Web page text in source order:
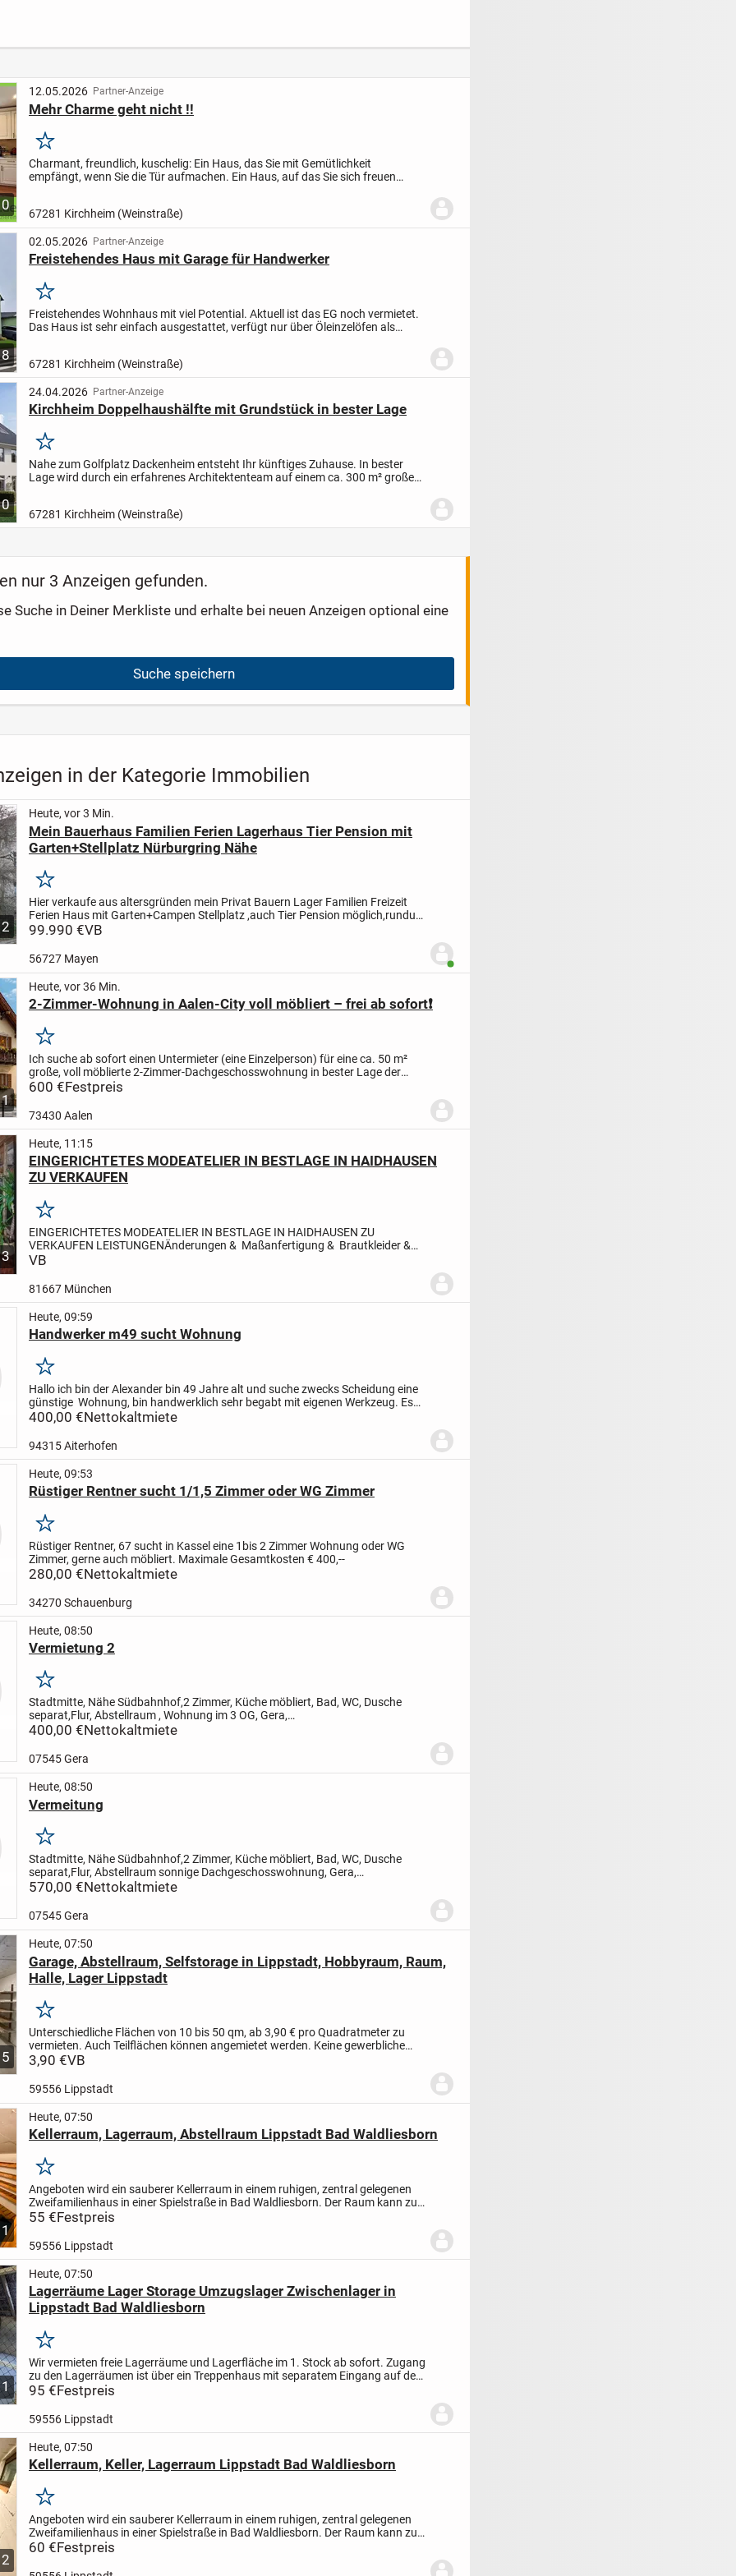
12.05.2026 Partner-Anzeige
Mehr Charme geht nicht !!
Merken
Charmant, freundlich, kuschelig: Ein Haus, das Sie mit Gemütlichkeit
empfängt, wenn Sie die Tür aufmachen. Ein Haus, auf das Sie sich freuen
67281 Kirchheim (Weinstraße)
8
02.05.2026 Partner-Anzeige
Freistehendes Haus mit Garage für Handwerker
Merken
Freistehendes Wohnhaus mit viel Potential. Aktuell ist das EG noch vermietet.
Das Haus ist sehr einfach ausgestattet, verfügt nur über Öleinzelöfen als
67281 Kirchheim (Weinstraße)
24.04.2026 Partner-Anzeige
Kirchheim Doppelhaushälfte mit Grundstück in bester Lage
Merken
Nahe zum Golfplatz Dackenheim entsteht Ihr künftiges Zuhause. In bester
Lage wird durch ein erfahrenes Architektenteam auf einem ca. 300 m² großen
67281 Kirchheim (Weinstraße)
nur 3 Anzeigen gefunden.
Suche in Deiner Merkliste und erhalte bei neuen Anzeigen optional eine
Suche speichern
in der Kategorie Immobilien
2
Heute, vor 3 Min.
Mein Bauerhaus Familien Ferien Lagerhaus Tier Pension mit
Garten+Stellplatz Nürburgring Nähe
Merken
Hier verkaufe aus altersgründen mein Privat Bauern Lager Familien Freizeit
Ferien Haus mit Garten+Campen Stellplatz ,auch Tier Pension möglich,rundum
Grundstück 205 qm+mehr möglich,Haus 100qm,9...
99.990 €VB
56727 Mayen Benutzer ist online
1
Heute, vor 36 Min.
2-Zimmer-Wohnung in Aalen-City voll möbliert – frei ab sofort❗️
Merken
Ich suche ab sofort einen Untermieter (eine Einzelperson) für eine ca. 50 m²
große, voll möblierte 2-Zimmer-Dachgeschosswohnung in bester Lage der
Aalen-City.Top-Lage
600 €Festpreis
73430 Aalen
3
Heute, 11:15
EINGERICHTETES MODEATELIER IN BESTLAGE IN HAIDHAUSEN
ZU VERKAUFEN
Merken
EINGERICHTETES MODEATELIER IN BESTLAGE IN HAIDHAUSEN ZU
VERKAUFEN LEISTUNGENÄnderungen & Maßanfertigung & Brautkleider &
Eigenes Design
VB
81667 München
Heute, 09:59
Handwerker m49 sucht Wohnung
Merken
Hallo ich bin der Alexander bin 49 Jahre alt und suche zwecks Scheidung eine
günstige Wohnung, bin handwerklich sehr begabt mit eigenen Werkzeug. Es
können auch gerne von mir arbeiten übernommen...
400,00 €Nettokaltmiete
94315 Aiterhofen
Heute, 09:53
Rüstiger Rentner sucht 1/1,5 Zimmer oder WG Zimmer
Merken
Rüstiger Rentner, 67 sucht in Kassel eine 1bis 2 Zimmer Wohnung oder WG
Zimmer, gerne auch möbliert. Maximale Gesamtkosten € 400,--
280,00 €Nettokaltmiete
34270 Schauenburg
Heute, 08:50
Vermietung 2
Merken
Stadtmitte, Nähe Südbahnhof,2 Zimmer, Küche möbliert, Bad, WC, Dusche
separat,Flur, Abstellraum , Wohnung im 3 OG, Gera,
(Waschmaschinenanschluss)
400,00 €Nettokaltmiete
07545 Gera
Heute, 08:50
Vermeitung
Merken
Stadtmitte, Nähe Südbahnhof,2 Zimmer, Küche möbliert, Bad, WC, Dusche
separat,Flur, Abstellraum sonnige Dachgeschosswohnung, Gera,
(Waschmaschinenanschluss)
570,00 €Nettokaltmiete
07545 Gera
5
Heute, 07:50
Garage, Abstellraum, Selfstorage in Lippstadt, Hobbyraum, Raum,
Halle, Lager Lippstadt
Merken
Unterschiedliche Flächen von 10 bis 50 qm, ab 3,90 € pro Quadratmeter zu
vermieten. Auch Teilflächen können angemietet werden. Keine gewerbliche
Nutzung möglich.
3,90 €VB
59556 Lippstadt
1
Heute, 07:50
Kellerraum, Lagerraum, Abstellraum Lippstadt Bad Waldliesborn
Merken
Angeboten wird ein sauberer Kellerraum in einem ruhigen, zentral gelegenen
Zweifamilienhaus in einer Spielstraße in Bad Waldliesborn. Der Raum kann zu
Lagerzwecken genutzt werden.
55 €Festpreis
59556 Lippstadt
1
Heute, 07:50
Lagerräume Lager Storage Umzugslager Zwischenlager in
Lippstadt Bad Waldliesborn
Merken
Wir vermieten freie Lagerräume und Lagerfläche im 1. Stock ab sofort. Zugang
zu den Lagerräumen ist über ein Treppenhaus mit separatem Eingang auf dem
Hof.Das Lager hat ca. 20 qm Grundfläche,...
95 €Festpreis
59556 Lippstadt
2
Heute, 07:50
Kellerraum, Keller, Lagerraum Lippstadt Bad Waldliesborn
Merken
Angeboten wird ein sauberer Kellerraum in einem ruhigen, zentral gelegenen
Zweifamilienhaus in einer Spielstraße in Bad Waldliesborn. Der Raum kann zu
Lagerzwecken genutzt werden.
60 €Festpreis